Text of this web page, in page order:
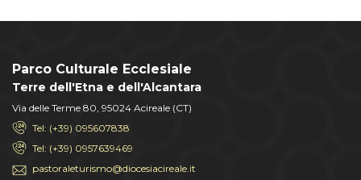
Parco Culturale Ecclesiale
Terre dell'Etna e dell'Alcantara
Via delle Terme 80, 95024 Acireale (CT)
Tel: (+39) 095607838
Tel: (+39) 0957639469
pastoraleturismo@diocesiacireale.it